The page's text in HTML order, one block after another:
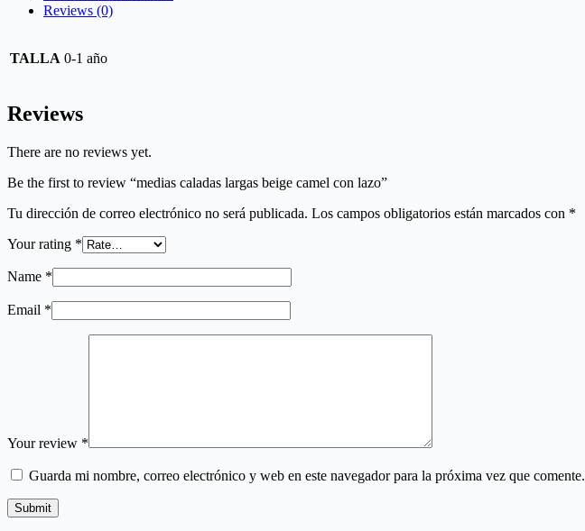
Reviews (0)
TALLA 0-1 año
Reviews
There are no reviews yet.
Be the first to review “medias caladas largas beige camel con lazo”
Tu dirección de correo electrónico no será publicada. Los campos obligatorios están marcados con *
Your rating *
Name *
Email *
Your review *
Guarda mi nombre, correo electrónico y web en este navegador para la próxima vez que comente.
Submit